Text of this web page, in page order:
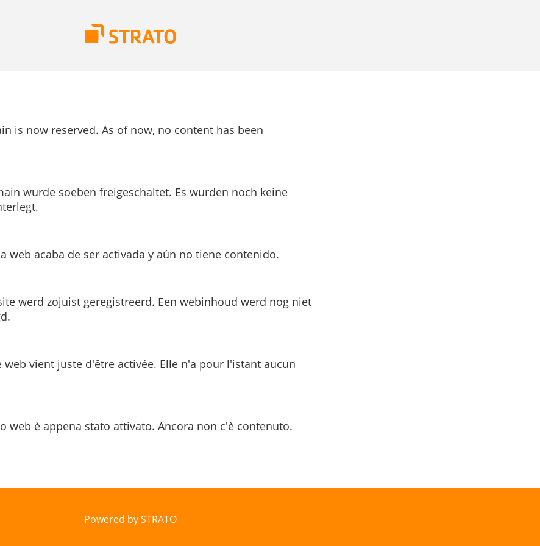
is now reserved. As of now, no content has been
wurde soeben freigeschaltet. Es wurden noch keine
web acaba de ser activada y aún no tiene contenido.
werd zojuist geregistreerd. Een webinhoud werd nog niet
web vient juste d'être activée. Elle n'a pour l'istant aucun
web è appena stato attivato. Ancora non c'è contenuto.
Powered by STRATO